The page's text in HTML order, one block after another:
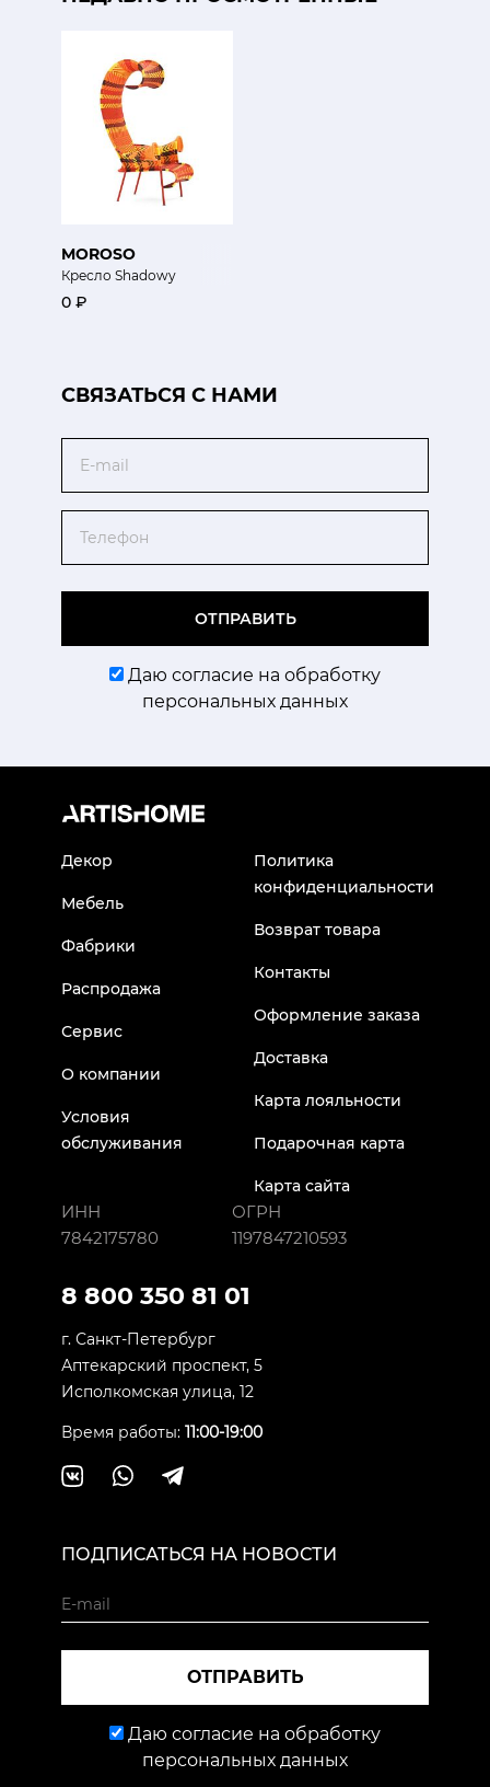
MOROSO
Кресло Shadowy
0 ₽
CВЯЗАТЬСЯ С НАМИ
ОТПРАВИТЬ
Даю согласие на обработку
персональных данных
Декор
Мебель
Фабрики
Распродажа
Сервис
О компании
Условия
обслуживания
Политика
конфиденциальности
Возврат товара
Контакты
Оформление заказа
Доставка
Карта лояльности
Подарочная карта
Карта сайта
ИНН
7842175780
ОГРН
1197847210593
8 800 350 81 01
г. Санкт-Петербург
Аптекарский проспект, 5
Исполкомская улица, 12
Время работы: 11:00-19:00
ПОДПИСАТЬСЯ НА НОВОСТИ
ОТПРАВИТЬ
Даю согласие на обработку
персональных данных